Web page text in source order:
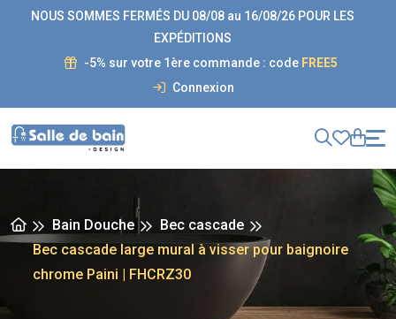
NOUS SOMMES FERMÉS DU 08/08 au 16/08/26 POUR LES
EXPÉDITIONS
-5% sur votre 1ère commande : code FREE5
Connexion
Bain Douche
Bec cascade
Bec cascade large mural à visser pour baignoire
chrome Paini | FHCRZ30